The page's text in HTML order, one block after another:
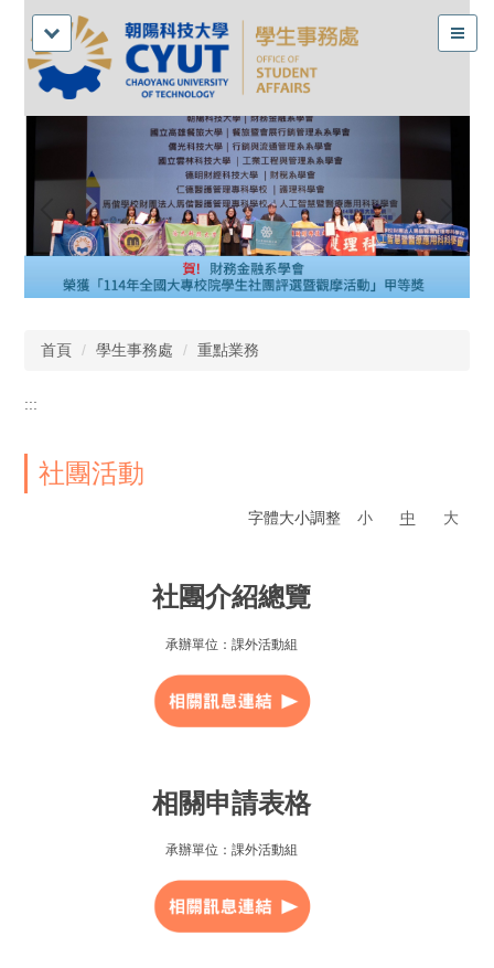
首頁 學生事務處 重點業務
:::
社團活動
字體大小調整 小 中 大
社團介紹總覽
承辦單位：課外活動組
相關申請表格
承辦單位：課外活動組